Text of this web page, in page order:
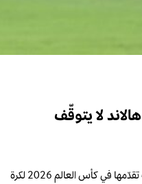
لا يتوقّف
واصلت منتخبات فرنسا والنروج والمكسيك تقدّمها في كأس العالم 2026 لكرة